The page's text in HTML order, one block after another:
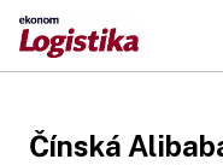
Čínská